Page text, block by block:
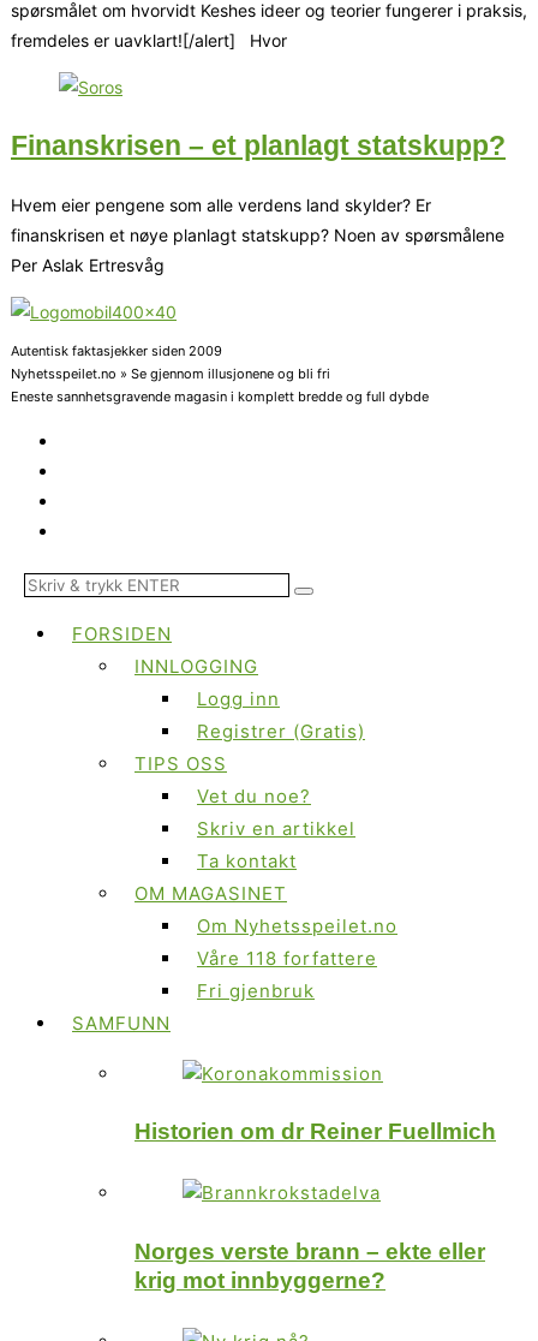
spørsmålet om hvorvidt Keshes ideer og teorier fungerer i praksis,
fremdeles er uavklart![/alert] Hvor
Finanskrisen – et planlagt statskupp?
Hvem eier pengene som alle verdens land skylder? Er
finanskrisen et nøye planlagt statskupp? Noen av spørsmålene
Per Aslak Ertresvåg
Autentisk faktasjekker siden 2009
Nyhetsspeilet.no » Se gjennom illusjonene og bli fri
Eneste sannhetsgravende magasin i komplett bredde og full dybde
FORSIDEN
INNLOGGING
Logg inn
Registrer (Gratis)
TIPS OSS
Vet du noe?
Skriv en artikkel
Ta kontakt
OM MAGASINET
Om Nyhetsspeilet.no
Våre 118 forfattere
Fri gjenbruk
SAMFUNN
Historien om dr Reiner Fuellmich
Norges verste brann – ekte eller
krig mot innbyggerne?